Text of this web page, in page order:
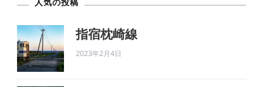
の
人気の投稿
指宿枕崎線
2023年2月4日